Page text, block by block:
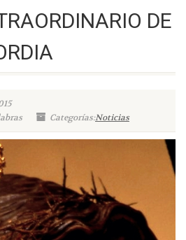
DE
Categorías:Noticias